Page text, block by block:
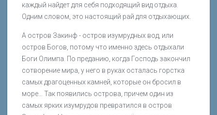
каждый найдет для себя подходящий вид отдыха.
Одним словом, это настоящий рай для отдыхающих.
А остров Закинф - остров изумрудных вод, или
остров Богов, потому что именно здесь отдыхали
Боги Олимпа. По преданию, когда Господь закончил
сотворение мира, у него в руках осталась горстка
самых драгоценных камней, которые он бросил в
море… Так появились острова, причем один из
самых ярких изумрудов превратился в остров